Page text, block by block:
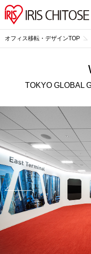
オフィス移転・デザインTOP
TOKYO GLOBAL